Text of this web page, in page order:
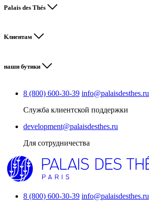
Palais des Thés
Клиентам
наши бутики
8 (800) 600-30-39 info@palaisdesthes.ru
Служба клиентской поддержки
development@palaisdesthes.ru
Для сотрудничества
8 (800) 600-30-39 info@palaisdesthes.ru